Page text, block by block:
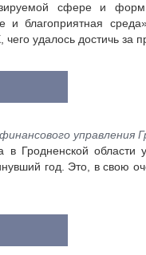
сфере и
благоприятная
удалось достичь за
управления
Гродненской области
год. Это, в свою